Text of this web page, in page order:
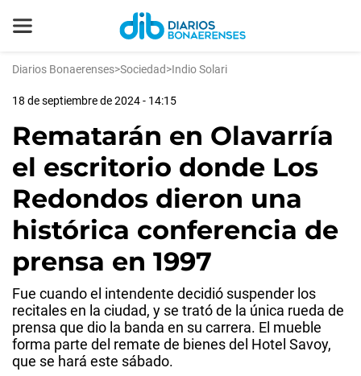
Diarios Bonaerenses>Sociedad>Indio Solari
18 de septiembre de 2024 - 14:15
Rematarán en Olavarría
el escritorio donde Los
Redondos dieron una
histórica conferencia de
prensa en 1997
Fue cuando el intendente decidió suspender los
recitales en la ciudad, y se trató de la única rueda de
prensa que dio la banda en su carrera. El mueble
forma parte del remate de bienes del Hotel Savoy,
que se hará este sábado.